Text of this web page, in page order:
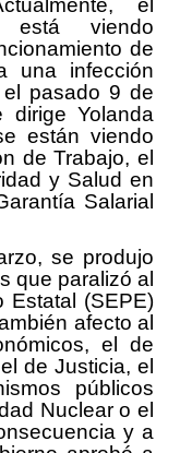
el
está viendo
de
una infección
pasado 9 de
dirige Yolanda
están viendo
de Trabajo, el
y Salud en
Salarial
se produjo
que paralizó al
Estatal (SEPE)
afecto al
el de
de Justicia, el
públicos
Nuclear o el
y a